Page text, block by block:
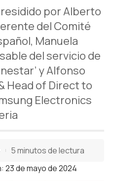
por Alberto
del Comité
Manuela
del servicio de
y Alfonso
Head of Direct to
Electronics
23 de mayo de 2024
5 minutos de lectura